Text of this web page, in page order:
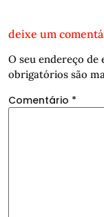
deixe um
O seu endereço de
obrigatórios são
Comentário *